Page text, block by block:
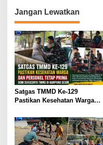
g
a
s
i
p
o
s
Jangan Lewatkan
Satgas TMMD Ke-129
Pastikan Kesehatan Warga
Tetap Prima Demi Suksesnya
TMMD di Kampung Sesor